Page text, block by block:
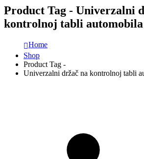
Product Tag - Univerzalni
kontrolnoj tabli automobila
Home
Shop
Product Tag -
Univerzalni držač na kontrolnoj tabli